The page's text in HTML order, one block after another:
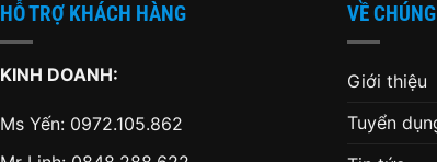
HỖ TRỢ KHÁCH HÀNG
KINH DOANH:
Ms Yến: 0972.105.862
VỀ
Giới thiệu
Tuyển